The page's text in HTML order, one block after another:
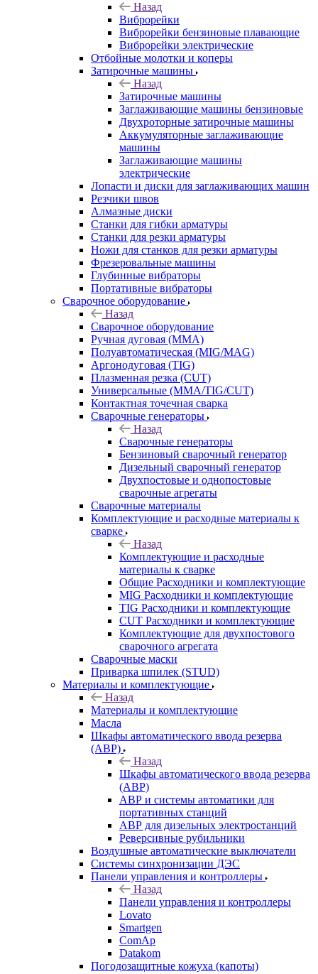
Назад
Виброрейки
Виброрейки бензиновые плавающие
Виброрейки электрические
Отбойные молотки и коперы
Затирочные машины
Назад
Затирочные машины
Заглаживающие машины бензиновые
Двухроторные затирочные машины
Аккумуляторные заглаживающие
машины
Заглаживающие машины
электрические
Лопасти и диски для заглаживающих машин
Резчики швов
Алмазные диски
Станки для гибки арматуры
Станки для резки арматуры
Ножи для станков для резки арматуры
Фрезеровальные машины
Глубинные вибраторы
Портативные вибраторы
Сварочное оборудование
Назад
Сварочное оборудование
Ручная дуговая (MMA)
Полуавтоматическая (MIG/MAG)
Аргонодуговая (TIG)
Плазменная резка (CUT)
Универсальные (MMA/TIG/CUT)
Контактная точечная сварка
Сварочные генераторы
Назад
Сварочные генераторы
Бензиновый сварочный генератор
Дизельный сварочный генератор
Двухпостовые и однопостовые
сварочные агрегаты
Сварочные материалы
Комплектующие и расходные материалы к
сварке
Назад
Комплектующие и расходные
материалы к сварке
Общие Расходники и комплектующие
MIG Расходники и комплектующие
TIG Расходники и комплектующие
CUT Расходники и комплектующие
Комплектующие для двухпостового
сварочного агрегата
Сварочные маски
Приварка шпилек (STUD)
Материалы и комплектующие
Назад
Материалы и комплектующие
Масла
Шкафы автоматического ввода резерва
(АВР)
Назад
Шкафы автоматического ввода резерва
(АВР)
АВР и системы автоматики для
портативных станций
АВР для дизельных электростанций
Реверсивные рубильники
Воздушные автоматические выключатели
Системы синхронизации ДЭС
Панели управления и контроллеры
Назад
Панели управления и контроллеры
Lovato
Smartgen
ComAp
Datakom
Погодозащитные кожуха (капоты)